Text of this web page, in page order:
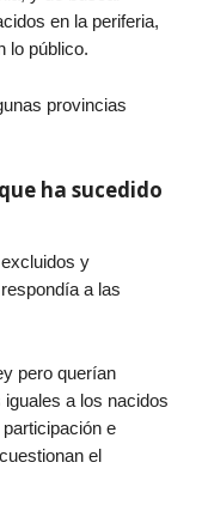
en la periferia,
lo público.
provincias
ha sucedido
y
a las
pero querían
a los nacidos
e
el